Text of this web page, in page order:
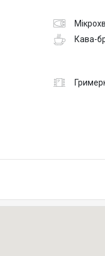
Кава-